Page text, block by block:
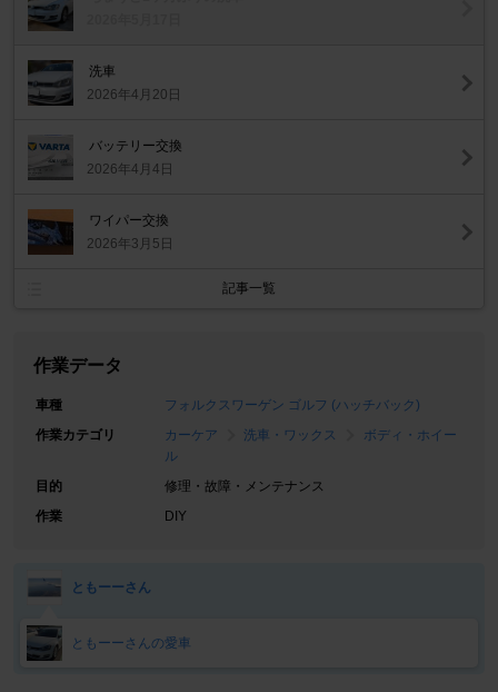
洗車
2026年4月20日
バッテリー交換
2026年4月4日
ワイパー交換
2026年3月5日
記事一覧
作業データ
車種
フォルクスワーゲン ゴルフ (ハッチバック)
作業カテゴリ
カーケア 洗車・ワックス
ボディ・ホイー
ル
目的
修理・故障・メンテナンス
作業
DIY
ともーーさん
ともーーさんの愛車